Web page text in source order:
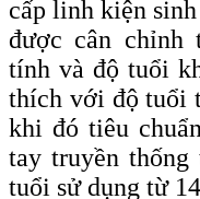
cấp linh kiện
được cân
tính và độ tuổi
thích với độ tuổi
khi đó tiêu
tay truyền
tuổi sử dụng từ